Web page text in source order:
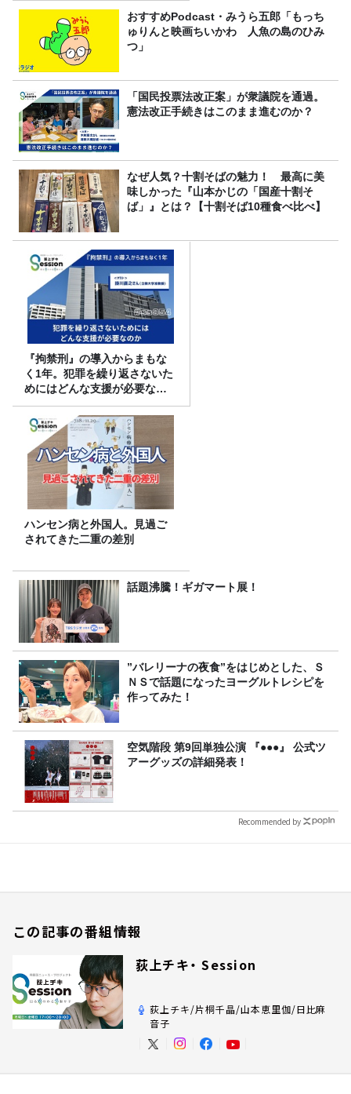
おすすめPodcast・みうら五郎「もっち
ゅりんと映画ちいかわ 人魚の島のひみ
つ」
「国民投票法改正案」が衆議院を通過。
憲法改正手続きはこのまま進むのか？
なぜ人気？十割そばの魅力！ 最高に美
味しかった『山本かじの「国産十割そ
ば」』とは？【十割そば10種食べ比べ】
『拘禁刑』の導入からまもな
く1年。犯罪を繰り返さないた
めにはどんな支援が必要なの
か
ハンセン病と外国人。見過ご
されてきた二重の差別
話題沸騰！ギガマート展！
”バレリーナの夜食”をはじめとした、Ｓ
ＮＳで話題になったヨーグルトレシピを
作ってみた！
空気階段 第9回単独公演 『●●●』 公式ツ
アーグッズの詳細発表！
Recommended by
この記事の番組情報
荻上チキ・ Session
荻上チキ/片桐千晶/山本恵里伽/日比麻
音子